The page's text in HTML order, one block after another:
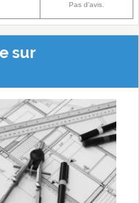
Pas d'avis.
sur